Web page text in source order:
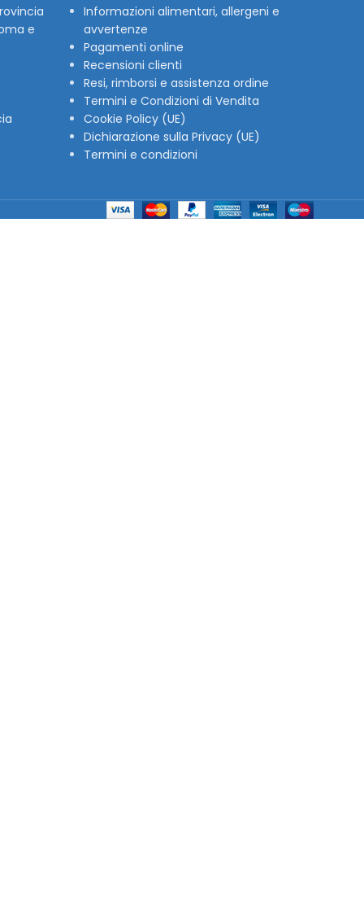
e
Informazioni alimentari, allergeni e
avvertenze
Pagamenti online
Recensioni clienti
Resi, rimborsi e assistenza ordine
Termini e Condizioni di Vendita
Cookie Policy (UE)
Dichiarazione sulla Privacy (UE)
Termini e condizioni